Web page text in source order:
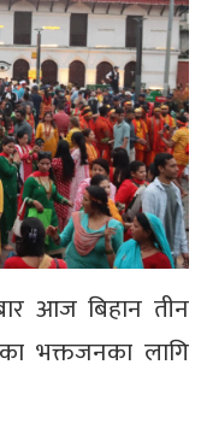
आज बिहान तीन
भक्तजनका लागि